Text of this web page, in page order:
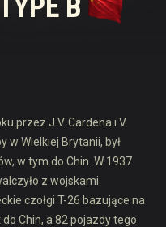
B
przez J.V. Cardena i V.
w Wielkiej Brytanii, był
w tym do Chin. W 1937
z wojskami
czołgi T-26 bazujące na
Chin, a 82 pojazdy tego